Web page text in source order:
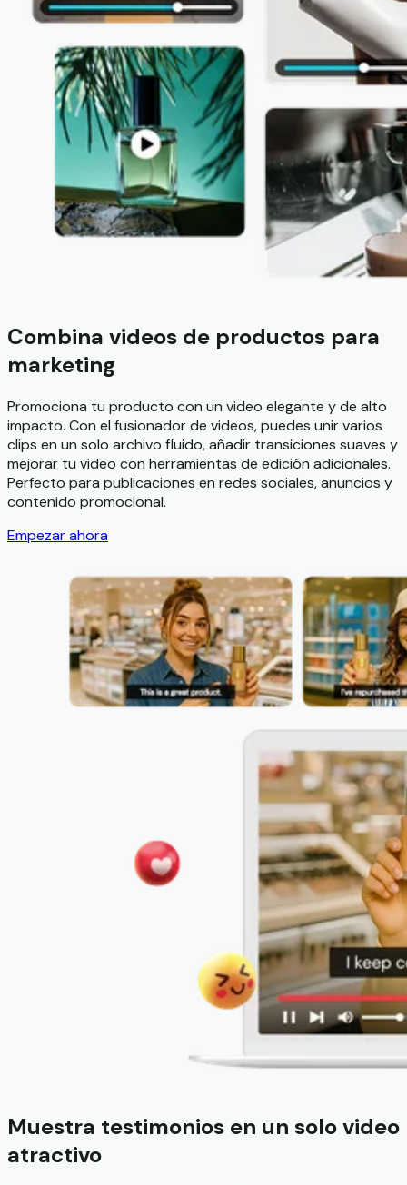
Combina videos de productos para
marketing
Promociona tu producto con un video elegante y de alto
impacto. Con el fusionador de videos, puedes unir varios
clips en un solo archivo fluido, añadir transiciones suaves y
mejorar tu video con herramientas de edición adicionales.
Perfecto para publicaciones en redes sociales, anuncios y
contenido promocional.
Empezar ahora
Muestra testimonios en un solo video
atractivo